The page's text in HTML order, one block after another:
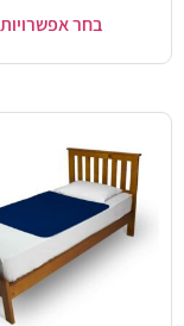
בחר אפשרויות